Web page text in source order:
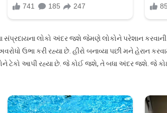
જેલમાં
લોકો અંદર જશે જેમણે લોકોને પરેશાન કરવાની
ઉભા કરી રહ્યા છે. હીરો બનાવ્યા પછી મને હેરાન
ટેકો આપી રહ્યા છે. જે કોઈ જશે, તે બધા અંદર જશે. જે